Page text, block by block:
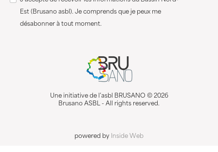
Est (Brusano asbl). Je comprends que je peux me
désabonner à tout moment.
Une initiative de l’asbl BRUSANO © 2026
Brusano ASBL - All rights reserved.
powered by Inside Web